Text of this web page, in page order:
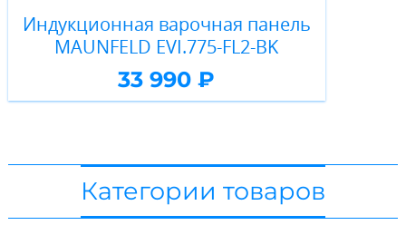
Индукционная варочная панель
MAUNFELD EVI.775-FL2-BK
33 990 ₽
Категории товаров